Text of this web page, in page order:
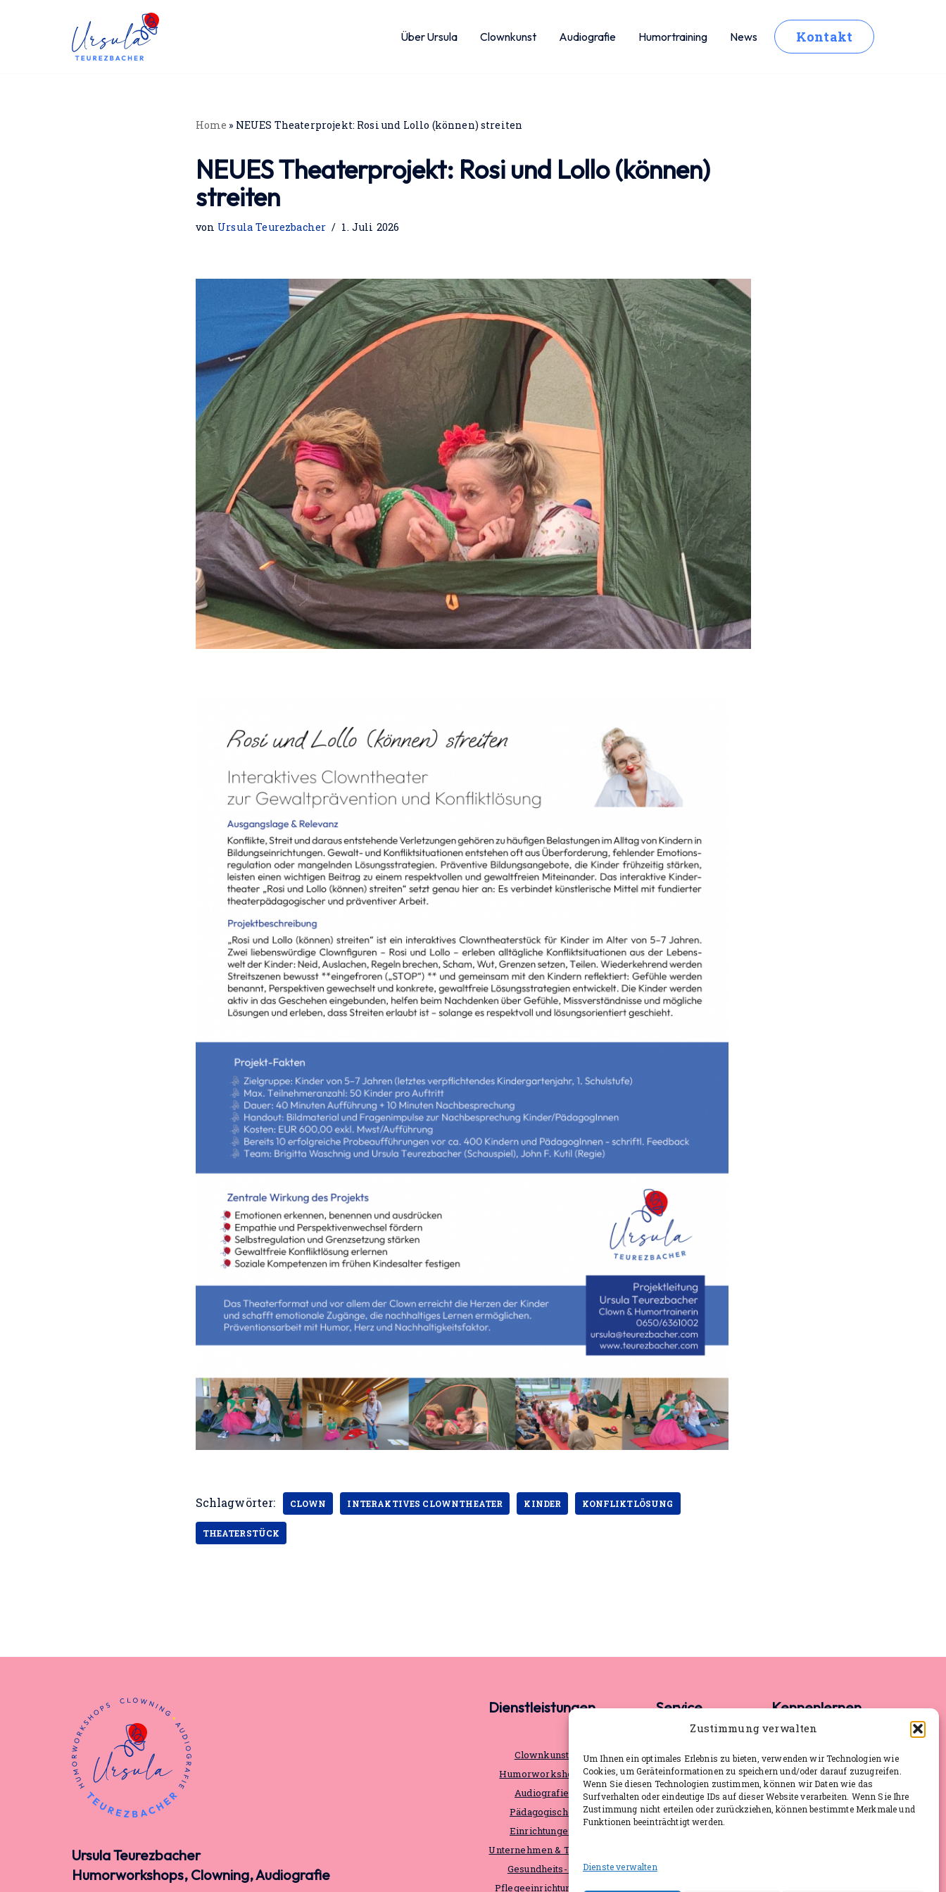
Zustimmung verwalten
Um Ihnen ein optimales Erlebnis zu bieten, verwenden wir Technologien wie
Cookies, um Geräteinformationen zu speichern und/oder darauf zuzugreifen.
Wenn Sie diesen Technologien zustimmen, können wir Daten wie das
Surfverhalten oder eindeutige IDs auf dieser Website verarbeiten. Wenn Sie Ihre
Zustimmung nicht erteilen oder zurückziehen, können bestimmte Merkmale und
Funktionen beeinträchtigt werden.
Dienste verwalten
Über Ursula Clownkunst Audiografie Humortraining News Kontakt
Home » NEUES Theaterprojekt: Rosi und Lollo (können) streiten
NEUES Theaterprojekt: Rosi und Lollo (können)
streiten
von Ursula Teurezbacher 1. Juli 2026
Schlagwörter: CLOWN INTERAKTIVES CLOWNTHEATER KINDER KONFLIKTLÖSUNG
THEATERSTÜCK
Ursula Teurezbacher
Humorworkshops, Clowning, Audiografie
Dienstleistungen
Clownkunst
Humorworkshops
Audiografie
Pädagogische
Einrichtungen
Unternehmen & Teams
Gesundheits- &
Pflegeeinrichtungen
Service
FAQ
Pressematerial
Aktuelles
Impressum
Datenschutz
Kennenlernen
Rückruf anfordern
Aktuelle Termine